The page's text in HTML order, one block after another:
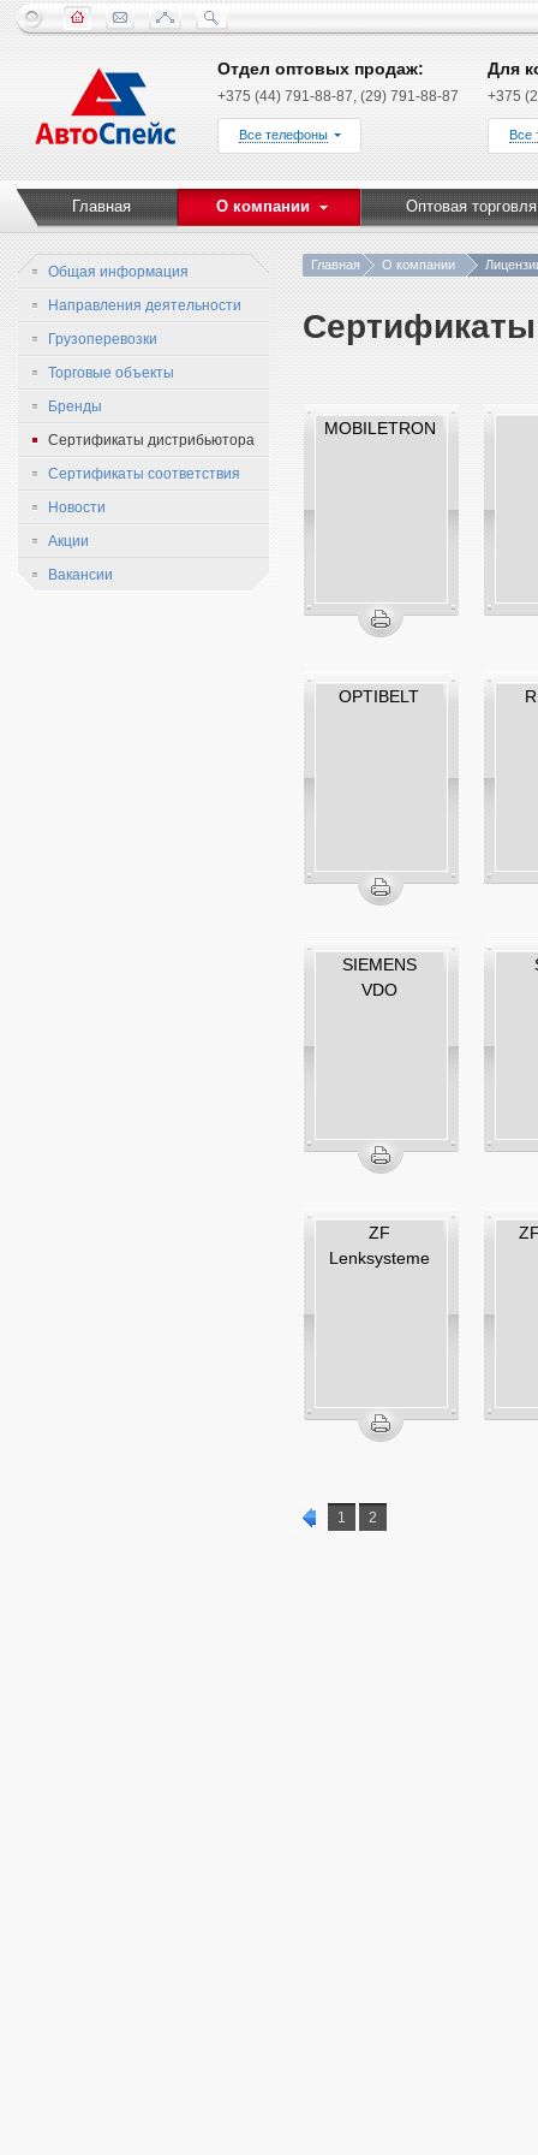
Отдел оптовых продаж:
+375 (44) 791-88-87, (29) 791-88-87
Все телефоны
Для
+375
Все
Главная О компании Оптовая торговля
Общая информация
Направления деятельности
Грузоперевозки
Торговые объекты
Бренды
Сертификаты дистрибьютора
Сертификаты соответствия
Новости
Акции
Вакансии
Главная О компании
MOBILETRON
OPTIBELT
SIEMENS
VDO
ZF
Lenksysteme
1 2